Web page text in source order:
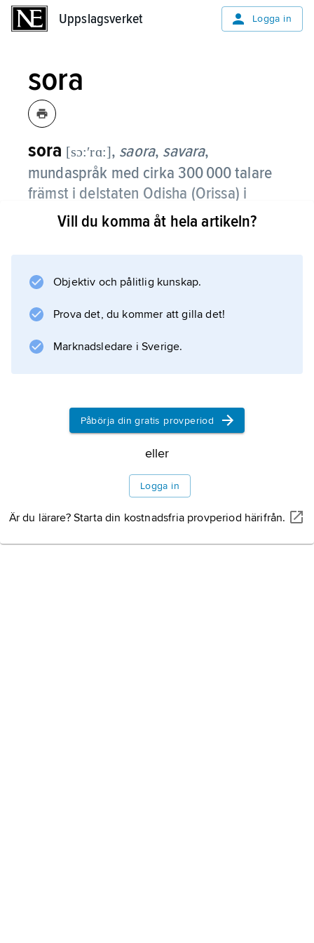
Uppslagsverket Logga in
sora
sora [sɔ:ʹrɑ:], saora, savara,
mundaspråk med cirka 300 000 talare
främst i delstaten Odisha (Orissa) i
Indien.Vill du komma åt hela artikeln?
Objektiv och pålitlig kunskap.
Prova det, du kommer att gilla det!
Marknadsledare i Sverige.
Påbörja din gratis provperiod
eller
Logga in
Är du lärare? Starta din kostnadsfria provperiod härifrån.